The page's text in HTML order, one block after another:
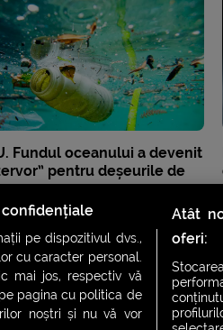
Fundul oceanului a devenit
pentru deșeurile de
confidențiale
pe dispozitivul dvs.,
cu caracter personal.
mai jos, respectiv vă
pagina cu politica de
noștri și nu vă vor
Atât
oferi: